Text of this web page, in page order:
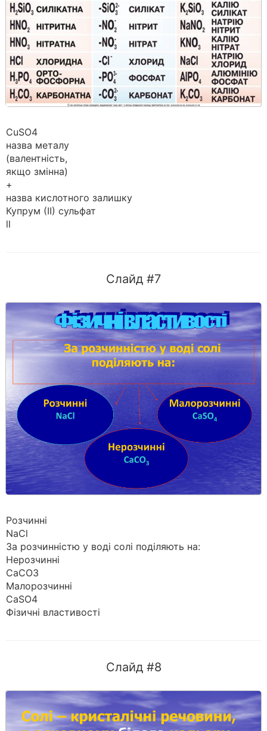
CuSO4
назва металу
(валентність,
якщо змінна)
+
назва кислотного залишку
Купрум (ІІ) сульфат
ll
Слайд #7
Розчинні
NaCl
За розчинністю у воді солі поділяють на:
Нерозчинні
CaCO3
Малорозчинні
CaSO4
Фізичні властивості
Слайд #8